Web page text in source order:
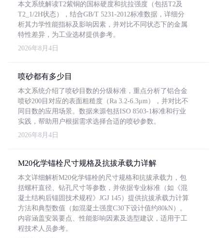
本文系统解读T2紫铜的国标硬度和抗拉强度（包括T2及
T2_1/2H状态），结合GB/T 5231-2012标准数据，详细分
析其力学性能指标及影响因素，并对比不同状态下的金属
特性差异，为工业选材提供参考。
2026年8月4日
喷砂都有多少目
本文系统介绍了喷砂目数的分级标准，重点分析了铝合金
喷砂200目对应的表面粗糙度（Ra 3.2-6.3μm），并对比不
同目数的应用场景。数据来源包括ISO 8503-1标准和行业
实践，帮助用户根据需求选择合适的喷砂参数。
2026年8月4日
M20化学锚栓尺寸规格及抗拔承载力详解
本文详细解析M20化学锚栓的尺寸规格和抗拔承载力，包
括螺杆直径、钻孔尺寸等参数，并依据专业标准（如《混
凝土结构后锚固技术规程》JGJ 145）提供抗拔承载力计算
方法和典型数值（如混凝土强度C30下设计值约80kN）。
内容涵盖安装要点、性能影响因素及选型建议，适用于工
程技术人员参考。